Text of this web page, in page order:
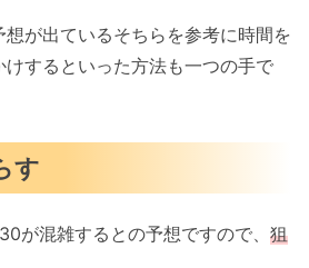
想が出ているそちらを参考に時間を
するといった方法も一つの手で
す
が混雑するとの予想ですので、 狙